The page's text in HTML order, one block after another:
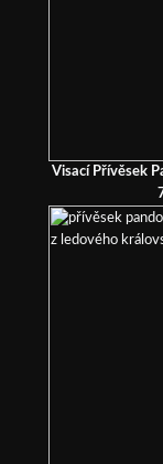
Visací Přívěsek